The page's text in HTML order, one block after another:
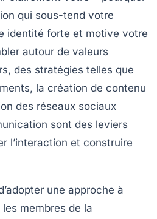
qui sous-tend votre
identité forte et motive votre
autour de valeurs
des stratégies telles que
la création de contenu
des réseaux sociaux
sont des leviers
l’interaction et construire
une approche à
membres de la